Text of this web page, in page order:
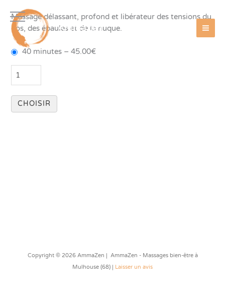
contenu
AmmaZen
Massage délassant, profond et libérateur des tensions du
dos, des épaules et de la nuque.
40 minutes –45.00€
CHOISIR
Copyright © 2026 AmmaZen | AmmaZen - Massages bien-être à
Mulhouse (68) | Laisser un avis